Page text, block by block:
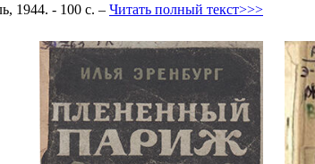
1944. - 100 с. – Читать полный текст>>>